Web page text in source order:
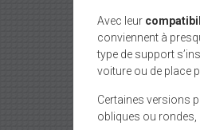
Avec leur
conviennent à
type de support
voiture ou de place
Certaines versions
obliques ou rondes,